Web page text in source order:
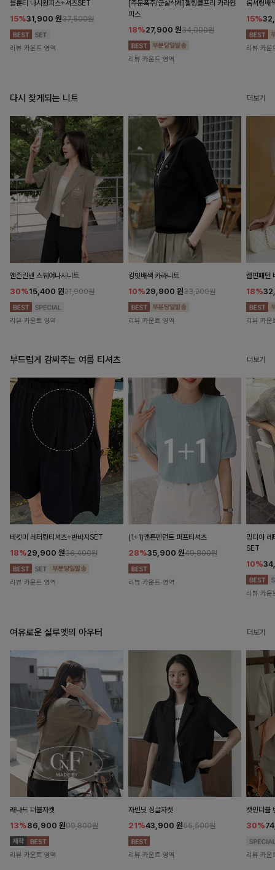
블룬티 나시원피스+셔츠SET
15%31,900 원37,500원
리뷰 카운트 영역
[주문폭주/군살삭제]젤링클프리 카라원
피스
18%27,900 원34,000원
리뷰 카운트 영역
롬셔링배
15%
리뷰 카운
다시 찾게되는 니트 더보기
앤즌린넨 스퀘어나시니트
30%15,400 원21,900원
리뷰 카운트 영역
킹밋배색 카라니트
10%29,900 원33,200원
리뷰 카운트 영역
캘핀패턴
18%
리뷰 카운
부드럽게 감싸주는 여름 티셔츠 더보기
테킷미 레터링티셔츠+반바지SET
18%29,900 원36,400원
리뷰 카운트 영역
(1+1)앤튼펜던트 퍼프티셔츠
28%35,900 원49,800원
리뷰 카운트 영역
밍디아 레
SET
10%
리뷰 카운
여유로운 실루엣의 아우터 더보기
래나드 더블자켓
13%86,900 원99,800원
리뷰 카운트 영역
자빈닛 싱글자켓
21%43,900 원55,500원
리뷰 카운트 영역
캣민더블
30%
리뷰 카운